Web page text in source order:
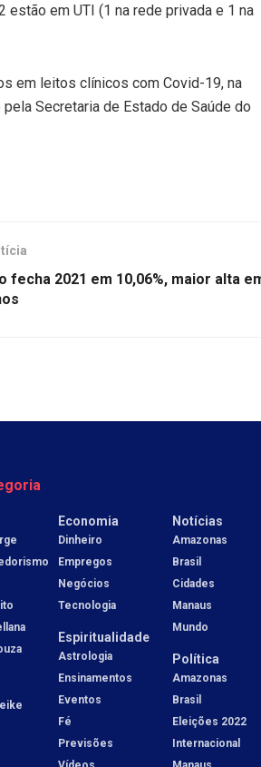
em UTI (1 na rede privada e 1 na
em leitos clínicos com Covid-19, na
Secretaria de Estado de Saúde do
fecha 2021 em 10,06%, maior alta
Economia
Dinheiro
Empregos
Negócios
Tecnologia
Espiritualidade
Astrologia
Ensinamentos
Eventos
Fé
Previsões
Notícias
Amazonas
Brasil
Cidades
Manaus
Mundo
Política
Amazonas
Brasil
Eleições 2022
Internacional